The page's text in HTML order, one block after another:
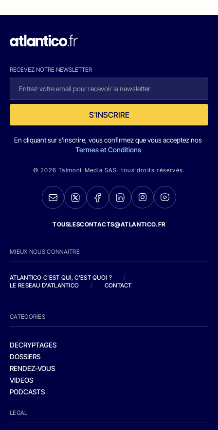
RECEVEZ NOTRE NEWSLETTER
S'INSCRIRE
En cliquant sur s'inscrire, vous confirmez que vous acceptez nos
Termes et Conditions
© 2026 Talmont Media SAS. tous droits réservés.
TOUSLESCONTACTS@ATLANTICO.FR
MIEUX NOUS CONNAITRE
ATLANTICO C'EST QUI, C'EST QUOI ?
/
LE RESEAU D'ATLANTICO
/ CONTACT
CATEGORIES
DECRYPTAGES
DOSSIERS
RENDEZ-VOUS
VIDEOS
PODCASTS
LEGAL